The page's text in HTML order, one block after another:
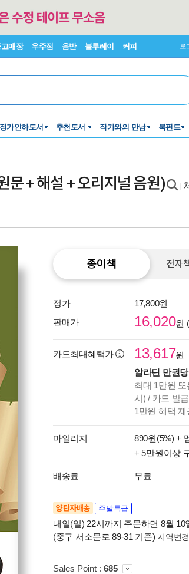
매장 우주점 음반 블루레이 커피 로
정가인하도서 추천도서 작가와의 만남 북펀드
문 + 해설 + 오리지널 음원)
종이책 전자
정가
17,800원
판매가
16,020원
카드최대혜택가 13,617원
알라딘 만권
최대 1만원
시) / 카드 발
1만원 혜택 제
마일리지 890원(5%) +
+ 5만원이상
배송료 무료
양탄자배송 주말특급
내일(일) 22시까지 주문하면 8월 10
(중구 서소문로 89-31 기준) 지역변경
Sales Point : 685